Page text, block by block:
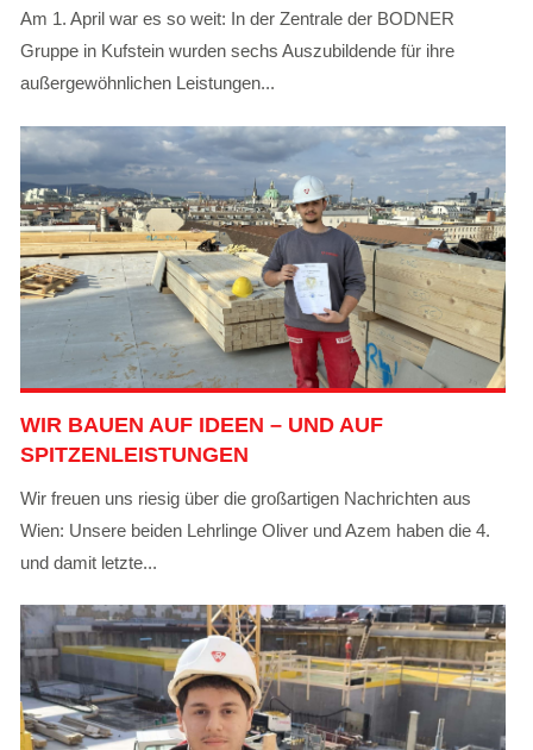
Am 1. April war es so weit: In der Zentrale der BODNER
Gruppe in Kufstein wurden sechs Auszubildende für ihre
außergewöhnlichen Leistungen...
WIR BAUEN AUF IDEEN – UND AUF
SPITZENLEISTUNGEN
Wir freuen uns riesig über die großartigen Nachrichten aus
Wien: Unsere beiden Lehrlinge Oliver und Azem haben die 4.
und damit letzte...